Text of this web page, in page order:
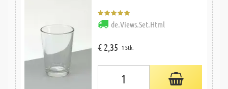
de.Views.Set.Html
€ 2,35 1 Stk.